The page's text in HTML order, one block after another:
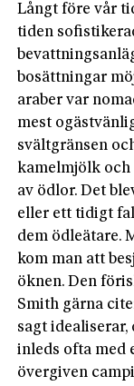
Långt före vår
tiden
bosättningar
araber var
mest
svältgränsen
kamelmjölk och
av ödlor. Det
eller ett tidigt
dem ödleätare.
kom man att
öknen. Den
Smith gärna
sagt idealiserar,
inleds ofta med
övergiven